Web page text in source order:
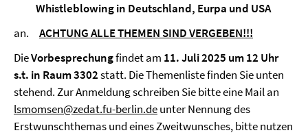
Whistleblowing in Deutschland, Eurpa und USA
an. ACHTUNG ALLE THEMEN SIND VERGEBEN!!!
DieVorbesprechungfindet am 11. Juli 2025 um 12 Uhr
s.t. in Raum 3302statt. Die Themenliste finden Sie unten
stehend. Zur Anmeldung schreiben Sie bitte eine Mail an
lsmomsen@zedat.fu-berlin.deunter Nennung des
Erstwunschthemas und eines Zweitwunsches, bitte nutzen